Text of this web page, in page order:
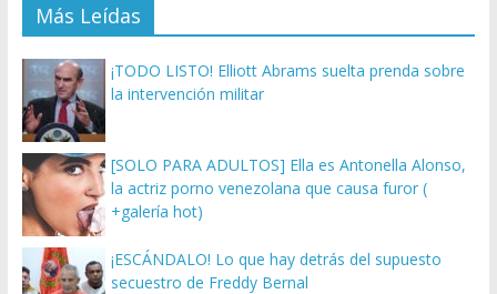
Más Leídas
¡TODO LISTO! Elliott Abrams suelta prenda sobre
la intervención militar
[SOLO PARA ADULTOS] Ella es Antonella Alonso,
la actriz porno venezolana que causa furor (
+galería hot)
¡ESCÁNDALO! Lo que hay detrás del supuesto
secuestro de Freddy Bernal